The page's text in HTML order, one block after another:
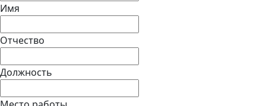
Имя
Отчество
Должность